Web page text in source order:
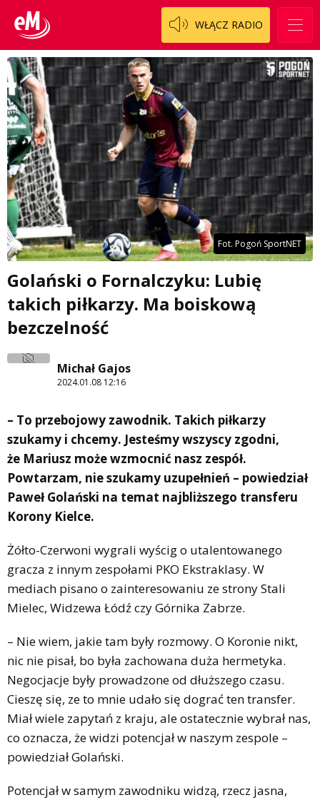
WŁĄCZ RADIO
Fot. Pogoń SportNET
Golański o Fornalczyku: Lubię
takich piłkarzy. Ma boiskową
bezczelność
Michał Gajos
2024.01.08 12:16
– To przebojowy zawodnik. Takich piłkarzy
szukamy i chcemy. Jesteśmy wszyscy zgodni,
że Mariusz może wzmocnić nasz zespół.
Powtarzam, nie szukamy uzupełnień – powiedział
Paweł Golański na temat najbliższego transferu
Korony Kielce.
Żółto-Czerwoni wygrali wyścig o utalentowanego
gracza z innym zespołami PKO Ekstraklasy. W
mediach pisano o zainteresowaniu ze strony Stali
Mielec, Widzewa Łódź czy Górnika Zabrze.
– Nie wiem, jakie tam były rozmowy. O Koronie nikt,
nic nie pisał, bo była zachowana duża hermetyka.
Negocjacje były prowadzone od dłuższego czasu.
Cieszę się, ze to mnie udało się dograć ten transfer.
Miał wiele zapytań z kraju, ale ostatecznie wybrał nas,
co oznacza, że widzi potencjał w naszym zespole –
powiedział Golański.
Potencjał w samym zawodniku widzą, rzecz jasna,